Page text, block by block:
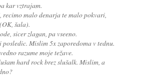
kar vztrajam.
recimo malo denarja te malo pokvari,
šala).
sicer zlagan, pa vseeno.
posledic. Mislim 5x zaporedoma v tednu.
razume moje težave.
hard rock brez slušalk. Mislim, a